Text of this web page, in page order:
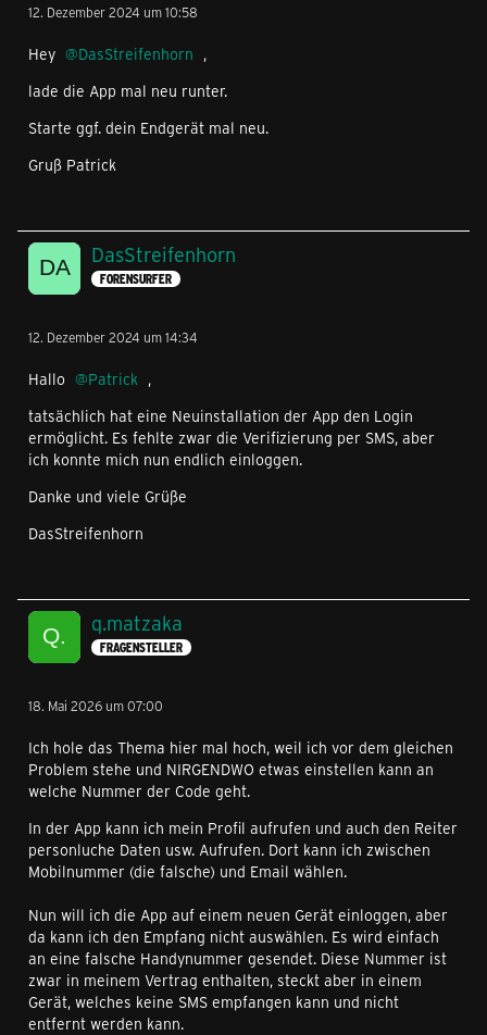
12. Dezember 2024 um 10:58
Hey DasStreifenhorn ,
lade die App mal neu runter.
Starte ggf. dein Endgerät mal neu.
Gruß Patrick
DasStreifenhorn
FORENSURFER
12. Dezember 2024 um 14:34
Hallo Patrick ,
tatsächlich hat eine Neuinstallation der App den Login
ermöglicht. Es fehlte zwar die Verifizierung per SMS, aber
ich konnte mich nun endlich einloggen.
Danke und viele Grüße
DasStreifenhorn
q.matzaka
FRAGENSTELLER
18. Mai 2026 um 07:00
Ich hole das Thema hier mal hoch, weil ich vor dem gleichen
Problem stehe und NIRGENDWO etwas einstellen kann an
welche Nummer der Code geht.
In der App kann ich mein Profil aufrufen und auch den Reiter
personluche Daten usw. Aufrufen. Dort kann ich zwischen
Mobilnummer (die falsche) und Email wählen.
Nun will ich die App auf einem neuen Gerät einloggen, aber
da kann ich den Empfang nicht auswählen. Es wird einfach
an eine falsche Handynummer gesendet. Diese Nummer ist
zwar in meinem Vertrag enthalten, steckt aber in einem
Gerät, welches keine SMS empfangen kann und nicht
entfernt werden kann.